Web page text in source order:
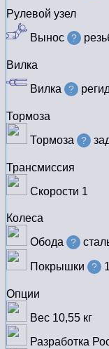
Рулевой узел
Вынос
?
Вилка
Вилка
?
Тормоза
Тормоза
?
Трансмиссия
Скорости 1
Колеса
Обода
?
Покрышки ?
Опции
Вес 10,55 кг
Разработка